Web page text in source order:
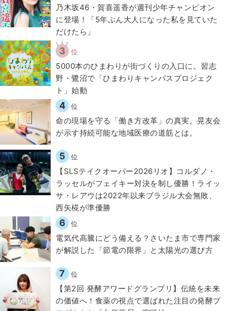
乃木坂46・賀喜遥香が週刊少年チャンピオン
に登場！「5年ぶん大人になった私を見ていた
だけたら」
3 位
5000本のひまわりが街づくりの入口に。習志
野・鷺沼で「ひまわりキャンパスプロジェク
ト」始動
4 位
​命の現場を守る「働き方改革」の真実。晃友会
が示す持続可能な地域医療の道筋とは。
5 位
【SLSテイクオーバー2026リオ】コルダノ・
ラッセルがフェイキー対決を制し優勝！ライッ
サ・レアウは2022年以来ブラジル大会無敗、
西矢椛が準優勝
6 位
電気代高騰にどう備える？さいたま市で専門家
が解説した「節電の限界」と太陽光の選び方
7 位
【第2回 発酵アワードグランプリ】伝統を未来
の価値へ！食薬の視点で選ばれた注目の発酵プ